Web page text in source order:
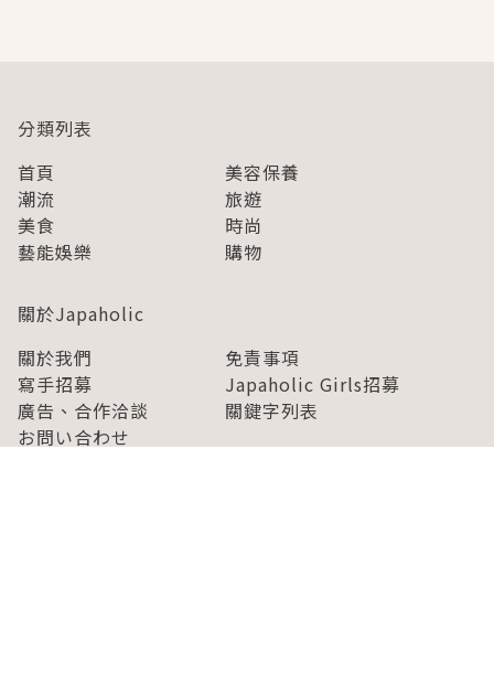
分類列表
首頁
美容保養
潮流
旅遊
美食
時尚
藝能娛樂
購物
關於Japaholic
關於我們
免責事項
寫手招募
Japaholic Girls招募
廣告、合作洽談
關鍵字列表
お問い合わせ